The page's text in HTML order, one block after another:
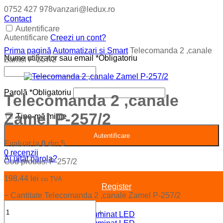
0752 427 978vanzari@ledux.ro
Contact
Autentificare
Autentificare Creezi un cont?
Nume utilizator sau email *Obligatoriu
Parolă *Obligatoriu
Ține-mă minte
Autentificare
Ai uitat parola?
Register
Prima pagină Automatizari si Smart Telecomanda 2 ,canale
Zamel P-257/2
Telecomanda 2 ,canale
Zamel P-257/2
Evaluat la0din 5
0 recenzii
Cod produs: P-257/2
198.44 lei cu TVA
− Cantitate Telecomanda 2 ,canale Zamel P-257/2
+